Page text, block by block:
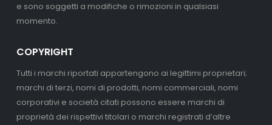
e sono soggetti a modifiche o rimozioni in qualsiasi
momento.
COPYRIGHT
Tutti i marchi riportati appartengono ai legittimi proprietari;
marchi di terzi, nomi di prodotti, nomi commerciali, nomi
corporativi e società citati possono essere marchi di
proprietà dei rispettivi titolari o marchi registrati d’altre